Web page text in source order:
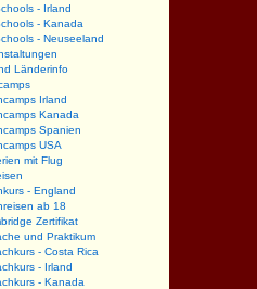
- Irland
- Kanada
- Neuseeland
Länderinfo
Irland
Kanada
Spanien
USA
mit Flug
- England
ab 18
Zertifikat
und Praktikum
- Costa Rica
- Irland
- Kanada